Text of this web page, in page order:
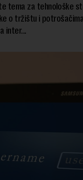
tema za tehnološke
o tržištu i
inter...